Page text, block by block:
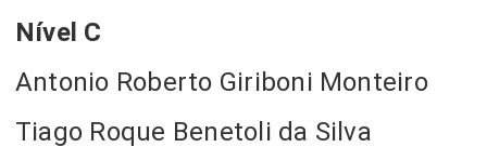
Nível C
Antonio Roberto Giriboni Monteiro
Tiago Roque Benetoli da Silva